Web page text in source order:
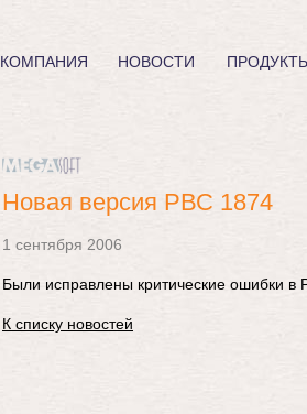
КОМПАНИЯ НОВОСТИ
Новая версия РВС 1874
1 сентября 2006
Были исправлены критические ошибки в
К списку новостей